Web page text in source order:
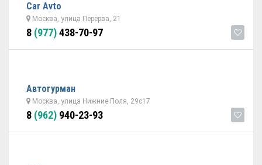
Car Avto
Москва, улица Перерва, 21
8 (977)438-70-97
Автогурман
Москва, улица Нижние Поля, 29с17
8 (962) 940-23-93